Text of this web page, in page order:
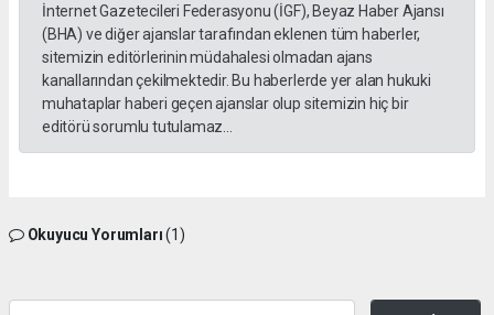
İnternet Gazetecileri Federasyonu (İGF), Beyaz Haber Ajansı
(BHA) ve diğer ajanslar tarafından eklenen tüm haberler,
sitemizin editörlerinin müdahalesi olmadan ajans
kanallarından çekilmektedir. Bu haberlerde yer alan hukuki
muhataplar haberi geçen ajanslar olup sitemizin hiç bir
editörü sorumlu tutulamaz...
Okuyucu Yorumları(1)